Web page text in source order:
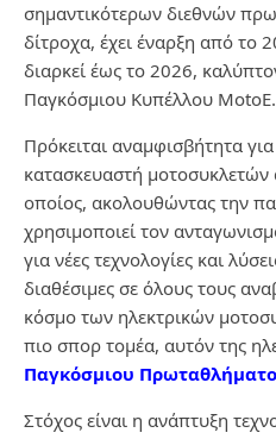
σημαντικότερων διεθνών
δίτροχα, έχει έναρξη από το
διαρκεί έως το 2026,
Παγκόσμιου Κυπέλλου MotoE.
Πρόκειται αναμφισβήτητα
κατασκευαστή
οποίος, ακολουθώντας την
χρησιμοποιεί τον
για νέες τεχνολογίες και
διαθέσιμες σε όλους τους
κόσμο των ηλεκτρικών
πιο σπορ τομέα, αυτόν της
Παγκόσμιου
Στόχος είναι η ανάπτυξη